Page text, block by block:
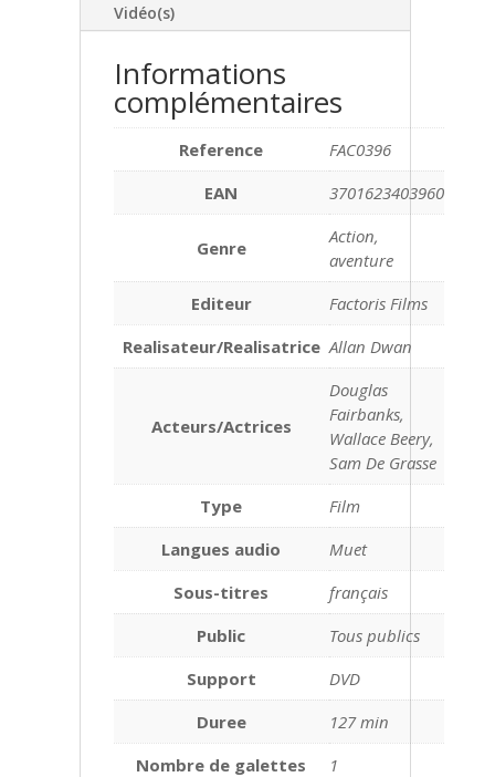
Vidéo(s)
Informations
complémentaires
Reference
FAC0396
EAN
3701623403960
Genre
Action,
aventure
Editeur
Factoris Films
Realisateur/Realisatrice Allan Dwan
Acteurs/Actrices
Douglas
Fairbanks,
Wallace Beery,
Sam De Grasse
Type
Film
Langues audio
Muet
Sous-titres
français
Public
Tous publics
Support
DVD
Duree
127 min
Nombre de galettes
1